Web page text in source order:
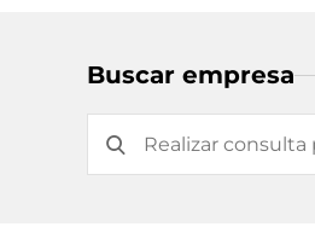
Buscar empresa